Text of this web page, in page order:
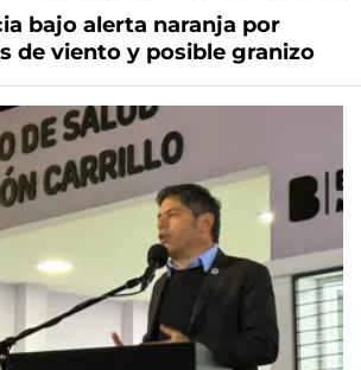
bajo alerta naranja por
de viento y posible granizo